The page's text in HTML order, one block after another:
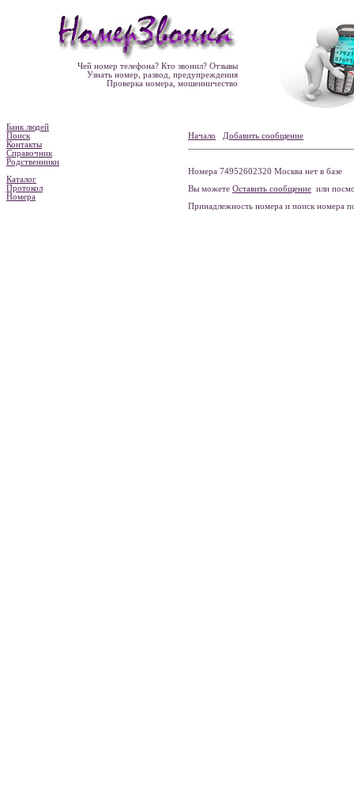
Чей номер телефона? Кто звонил? Отзывы
Узнать номер, развод, предупреждения
Проверка номера, мошенничество
Банк людей
Поиск
Контакты
Справочник
Родственники
Каталог
Протокол
Номера
Начало Добавить сообщение
Номера 74952602320 Москва нет в базе
Вы можете Оставить сообщение или
Принадлежность номера и поиск номера